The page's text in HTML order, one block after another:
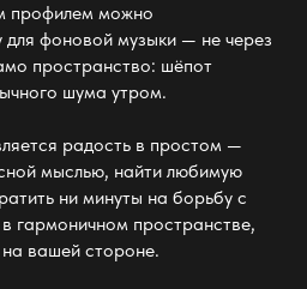
профилем можно
для фоновой музыки — не через
пространство: шёпот
шума утром.
радость в простом —
мыслью, найти любимую
ни минуты на борьбу с
гармоничном пространстве,
на вашей стороне.